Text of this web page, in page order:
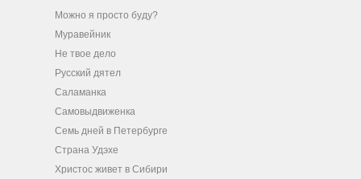
Можно я просто буду?
Муравейник
Не твое дело
Русский дятел
Саламанка
Самовыдвиженка
Семь дней в Петербурге
Страна Удэхе
Христос живет в Сибири